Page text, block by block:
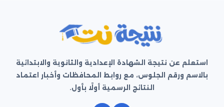
استعلم عن نتيجة الشهادة الإعدادية والثانوية والابتدائية
بالاسم ورقم الجلوس، مع روابط المحافظات وأخبار اعتماد
النتائج الرسمية أولًا بأول.